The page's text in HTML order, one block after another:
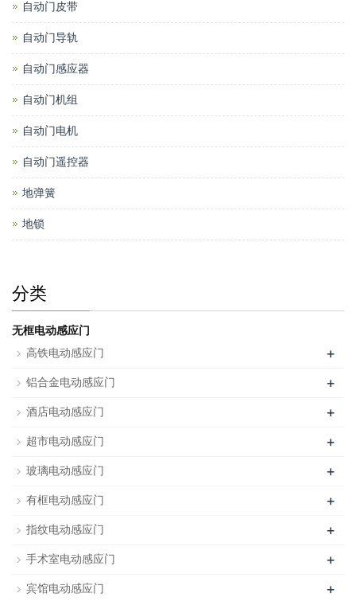
自动门皮带
自动门导轨
自动门感应器
自动门机组
自动门电机
自动门遥控器
地弹簧
地锁
分类
无框电动感应门
高铁电动感应门
+
铝合金电动感应门 +
酒店电动感应门 +
超市电动感应门 +
玻璃电动感应门 +
有框电动感应门 +
指纹电动感应门 +
手术室电动感应门 +
宾馆电动感应门 +